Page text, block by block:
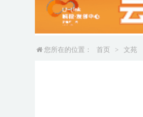
您所在的位置： 首页 > 文苑